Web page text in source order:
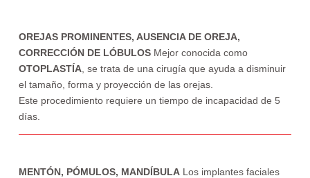
OREJAS PROMINENTES, AUSENCIA DE OREJA,
CORRECCIÓN DE LÓBULOSMejor conocida como
OTOPLASTÍA, se trata de una cirugía que ayuda a disminuir
el tamaño, forma y proyección de las orejas.
Este procedimiento requiere un tiempo de incapacidad de 5
días.
MENTÓN, PÓMULOS, MANDÍBULALos implantes faciales